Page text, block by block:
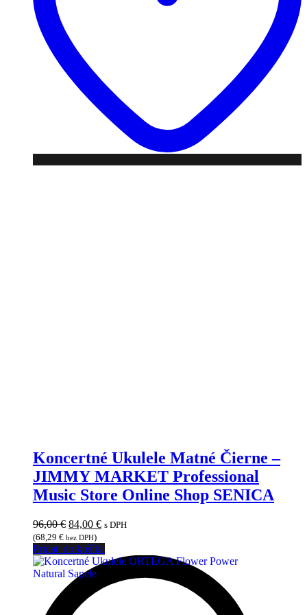
Koncertné Ukulele Matné Čierne –
JIMMY MARKET Professional
Music Store Online Shop SENICA
96,00€ Pôvodná
cena
bola:
96,00 €.
84,00 €Aktuálna
je:
84,00 €.
s DPH
(68,29 € bez DPH)
Pridať do košíka